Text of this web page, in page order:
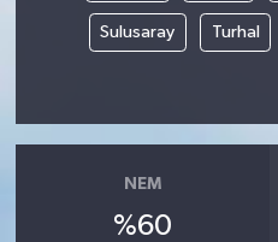
Sulusaray Turhal
NEM
%60